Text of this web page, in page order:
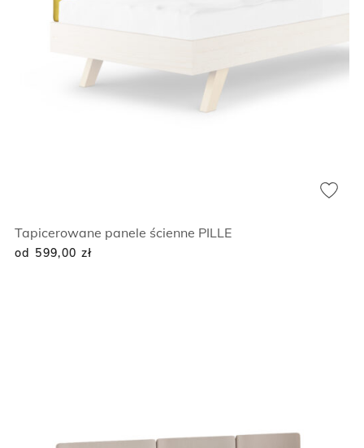
Tapicerowane panele ścienne PILLE
od 599,00zł